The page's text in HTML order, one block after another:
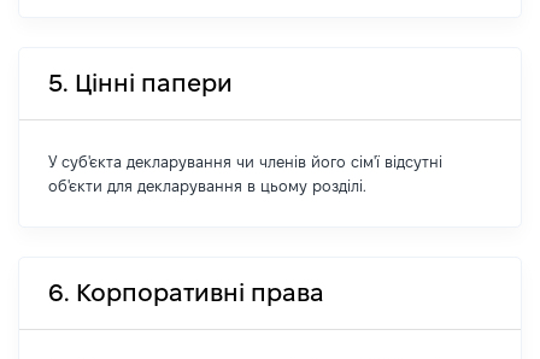
5. Цінні папери
У суб'єкта декларування чи членів його сім'ї відсутні
об'єкти для декларування в цьому розділі.
6. Корпоративні права